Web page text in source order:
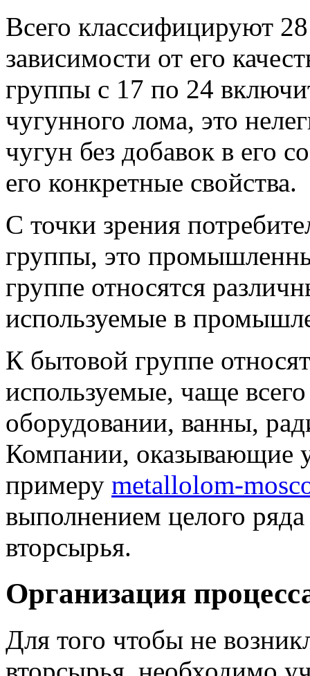
Всего классифицируют
зависимости от его
группы с 17 по 24
чугунного лома, это
чугун без добавок в его
его конкретные свойства.
С точки зрения
группы, это
группе относятся
используемые в
К бытовой группе
используемые, чаще
оборудовании, ванны,
Компании, оказывающие
примеру metallolom-
выполнением целого
вторсырья.
Организация
Для того чтобы не